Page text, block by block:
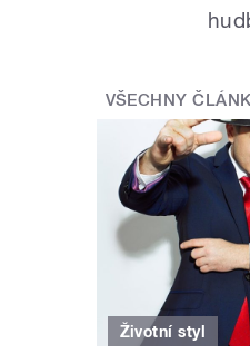
VŠECHNY
Životní styl